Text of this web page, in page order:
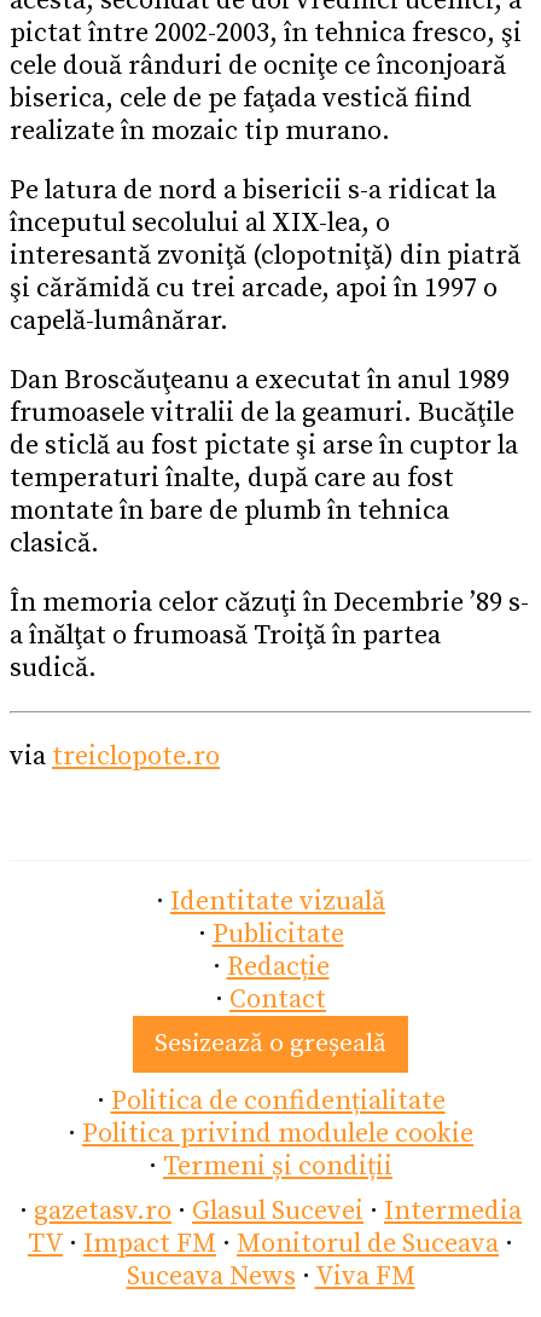
pictat între 2002-2003, în tehnica fresco, şi
cele două rânduri de ocniţe ce înconjoară
biserica, cele de pe faţada vestică fiind
realizate în mozaic tip murano.
Pe latura de nord a bisericii s-a ridicat la
începutul secolului al XIX-lea, o
interesantă zvoniţă (clopotniţă) din piatră
şi cărămidă cu trei arcade, apoi în 1997 o
capelă-lumânărar.
Dan Broscăuţeanu a executat în anul 1989
frumoasele vitralii de la geamuri. Bucăţile
de sticlă au fost pictate şi arse în cuptor la
temperaturi înalte, după care au fost
montate în bare de plumb în tehnica
clasică.
În memoria celor căzuţi în Decembrie ’89 s-
a înălţat o frumoasă Troiţă în partea
sudică.
via treiclopote.ro
· Identitate vizuală
· Publicitate
· Redacție
· Contact
Sesizează o greșeală
· Politica de confidențialitate
· Politica privind modulele cookie
· Termeni și condiții
· gazetasv.ro · Glasul Sucevei · Intermedia
TV · Impact FM · Monitorul de Suceava ·
Suceava News · Viva FM